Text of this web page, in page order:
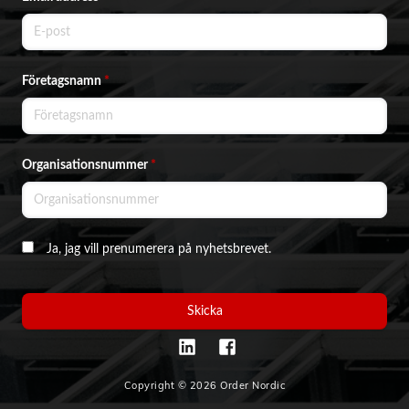
Företagsnamn*
Organisationsnummer *
Ja, jag vill prenumerera på nyhetsbrevet.
Skicka
Copyright © 2026 Order Nordic